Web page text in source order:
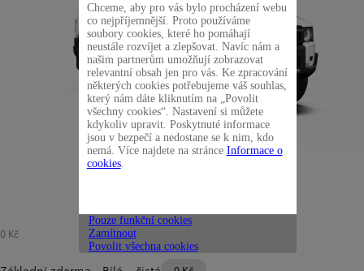
0 Kč
Chceme, aby pro vás bylo procházení webu
co nejpříjemnější. Proto používáme
soubory cookies, které ho pomáhají
neustále rozvíjet a zlepšovat. Navíc nám a
našim partnerům umožňují zobrazovat
relevantní obsah jen pro vás. Ke zpracování
některých cookies potřebujeme váš souhlas,
který nám dáte kliknutím na „Povolit
všechny cookies“. Nastavení si můžete
kdykoliv upravit. Poskytnuté informace
jsou v bezpečí a nedostane se k nim, kdo
nemá. Více najdete na stránce Informace o
cookies.
Pouze funkční cookies
Zamítnout
Povolit všechna cookies